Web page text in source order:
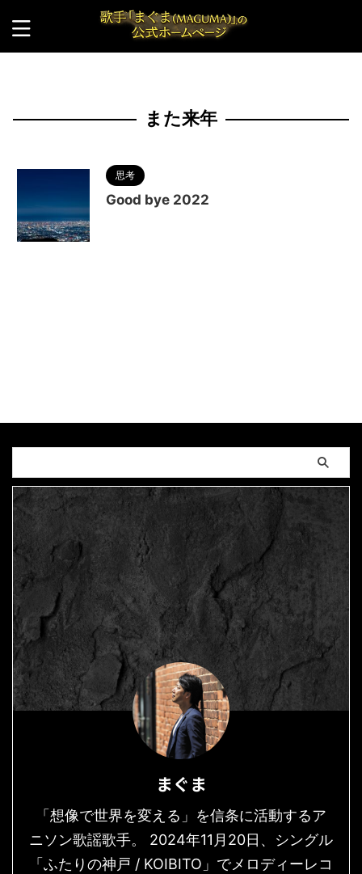
また来年
思考
Good bye 2022
まぐま
「想像で世界を変える」を信条に活動するア
ニソン歌謡歌手。 2024年11月20日、シングル
「ふたりの神戸 / KOIBITO」でメロディーレコ